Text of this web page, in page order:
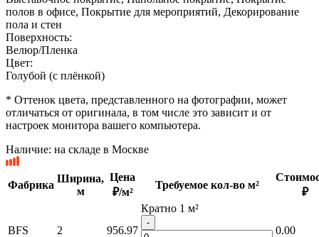
полов в офисе, Покрытие для мероприятий, Декорирование
пола и стен
Поверхность:
Велюр/Пленка
Цвет:
Голубой (с плёнкой)
* Оттенок цвета, представленного на фотографии, может
отличаться от оригинала, в том числе это зависит и от
настроек монитора вашего компьютера.
Наличие: на складе в Москве
Фабрика
Ширина,
м
Цена
₽/м²
Требуемое кол-во м²
₽
BFS 2 956.97
Кратно 1 м²
-
0.00